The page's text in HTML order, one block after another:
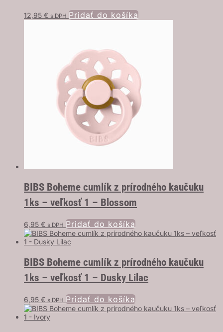
12,95 € s DPH Pridať do košíka
BIBS Boheme cumlík z prírodného kaučuku
1ks – veľkosť 1 – Blossom
6,95 € s DPH Pridať do košíka
BIBS Boheme cumlík z prírodného kaučuku
1ks – veľkosť 1 – Dusky Lilac
6,95 € s DPH Pridať do košíka